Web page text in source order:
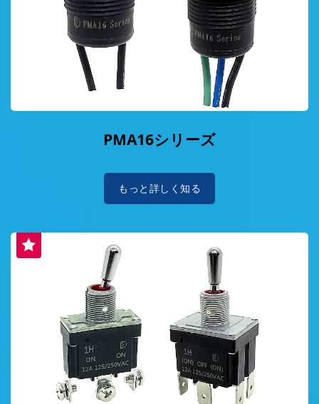
PMA16シリーズ
もっと詳しく知る